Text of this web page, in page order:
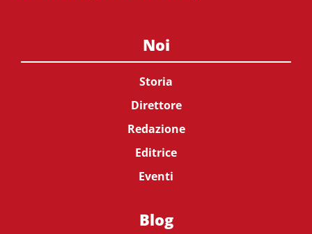
Noi
Storia
Direttore
Redazione
Editrice
Eventi
Blog